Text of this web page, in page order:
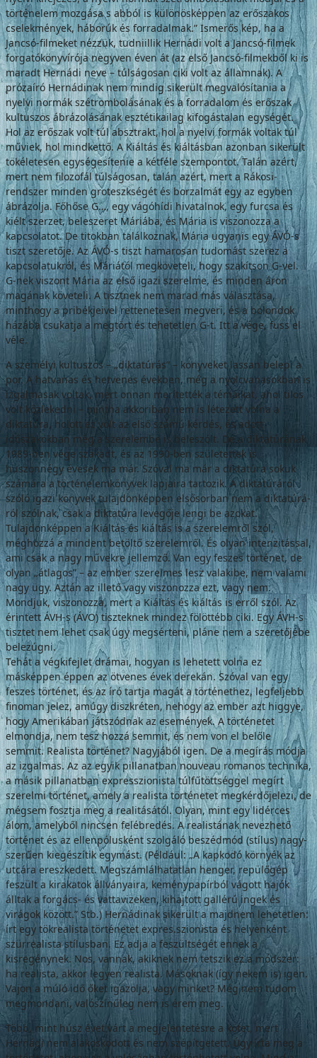
történelem mozgása s abból is különösképpen az erőszakos
cselekmények, háborúk és forradalmak.” Ismerős kép, ha a
Jancsó-filmeket nézzük, tudniillik Hernádi volt a Jancsó-filmek
forgatókönyvírója negy­ven éven át (az első Jancsó-filmekből ki is
maradt Hernádi neve – túlságosan ciki volt az államnak). A
prózaíró Hernádinak nem mindig sikerült megvalósítania a
nyelvi nor­mák szétrombolásának és a forradalom és erőszak
kultuszos ábrázolásának esztétikai­lag kifogástalan egységét.
Hol az erőszak volt túl absztrakt, hol a nyelvi formák voltak túl
műviek, hol mindkettő. A Kiáltás és kiáltás­ban azonban sikerült
tökéletesen egységesí­tenie a kétféle szempontot. Talán azért,
mert nem filozofál túlságosan, talán azért, mert a Rákosi-
rendszer minden groteszkségét és borzalmát egy az egyben
ábrázolja. Főhőse G…, egy vágóhídi hivatalnok, egy furcsa és
kiélt szerzet, beleszeret Máriába, és Mária is viszonozza a
kapcsolatot. De titokban talál­koznak, Mária ugyanis egy ÁVÓ-s
tiszt sze­retője. Az ÁVÓ-s tiszt hamarosan tudomást szerez a
kapcsolatukról, és Máriától megkö­veteli, hogy szakítson G-vel.
G-nek viszont Mária az első igazi szerelme, és minden áron
magának követeli. A tisztnek nem marad más választása,
minthogy a pribékjeivel rettenete­sen megveri, és a bolondok
házába csukatja a megtört és tehetetlen G-t. Itt a vége, fuss el
véle.
A személyi kultuszos – „diktatúrás” – könyveket lassan belepi a
por. A hatvanas és hetvenes években, még a nyolcvanasokban is
izgalmasak voltak, mert onnan merítették a témáikat, ahol tilos
volt közlekedni – mintha akkoriban nem is létezett volna a
diktatúra, holott ez volt az első számú kérdés, és adott
időszakokban még a szerelembe is beleszólt. De a diktatúrának
1989-ben vége szakadt, és az 1990-ben születettek is
huszonnégy éve­sek ma már. Szóval ma már a diktatúra so­kuk
számára a történelemkönyvek lapjaira tartozik. A diktatúráról
szóló igazi könyvek tulajdonképpen elsősorban nem a diktatúrá­
ról szólnak, csak a diktatúra levegője lengi be azokat.
Tulajdonképpen a Kiáltás és kiáltás is a szerelemről szól,
méghozzá a mindent betöltő szerelemről. És olyan intenzitással,
ami csak a nagy művekre jellemző. Van egy feszes történet, de
olyan „átlagos” – az em­ber szerelmes lesz valakibe, nem valami
nagy ügy. Aztán az illető vagy viszonozza ezt, vagy nem.
Mondjuk, viszonozza, mert a Kiáltás és kiáltás is erről szól. Az
érintett ÁVH-s (ÁVO) tiszteknek mindez fölöttébb ciki. Egy ÁVH-s
tisztet nem lehet csak úgy megsérteni, pláne nem a szeretőjébe
belezúgni.
Tehát a végkifejlet drámai, hogyan is le­hetett volna ez
másképpen éppen az ötvenes évek derekán. Szóval van egy
feszes történet, és az író tartja magát a történethez, legfeljebb
finoman jelez, amúgy diszkréten, nehogy az ember azt higgye,
hogy Amerikában játszód­nak az események. A történetet
elmondja, nem tesz hozzá semmit, és nem von el belőle
semmit. Realista történet? Nagyjából igen. De a megírás módja
az izgalmas. Az az egyik pillanatban nouveau romanos technika,
a másik pillanatban expresszionista túlfűtött­séggel megírt
szerelmi történet, amely a re­alista történetet megkérdőjelezi, de
mégsem fosztja meg a realitásától. Olyan, mint egy lidérces
álom, amelyből nincsen felébredés. A realistának nevezhető
történet és az ellen­pólusként szolgáló beszédmód (stílus) nagy­
szerűen kiegészítik egymást. (Például: „A kapkodó környék az
utcára ereszkedett. Meg­számlálhatatlan henger, repülőgép
feszült a kirakatok állványaira, keménypapírból vá­gott hajók
álltak a forgács- és vattavizeken, kihajtott gallérú ingek és
virágok között.” Stb.) Hernádinak sikerült a majdnem lehe­tetlen:
írt egy tökrealista történetet expres.­szionista és helyenként
szürrealista stílusban. Ez adja a feszültségét ennek a
kisregénynek. Nos, vannak, akiknek nem tetszik ez a mód­szer:
ha realista, akkor legyen realista. Má­soknak (így nekem is) igen.
Vajon a múló idő őket igazolja, vagy minket? Még nem tudom
megmondani, valószínűleg nem is érem meg.
Több, mint húsz évet várt a megjelente­tésre a kötet, mert
Hernádi nem alakoskodott és nem szépítgetett. Úgy írta meg a